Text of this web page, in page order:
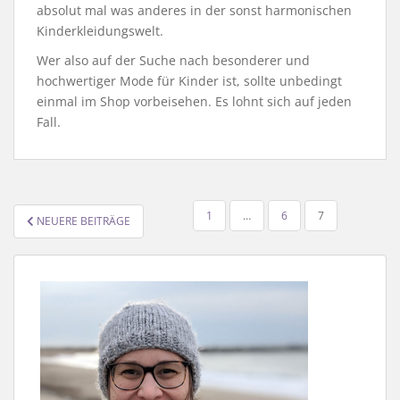
absolut mal was anderes in der sonst harmonischen
Kinderkleidungswelt.
Wer also auf der Suche nach besonderer und
hochwertiger Mode für Kinder ist, sollte unbedingt
einmal im Shop vorbeisehen. Es lohnt sich auf jeden
Fall.
SEITENNUMMERIERUNG
DER
BEITRÄGE
NEUERE BEITRÄGE 1 … 6 7